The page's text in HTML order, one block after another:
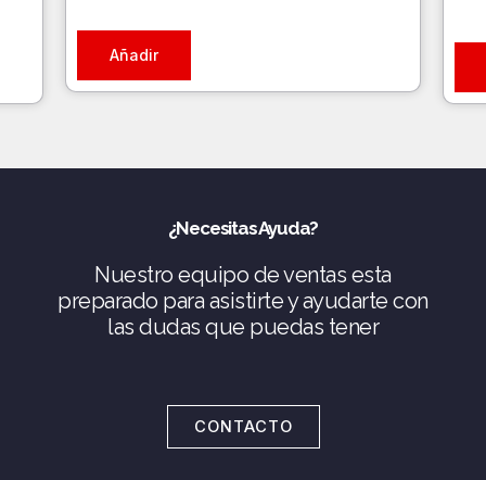
Añadir
¿Necesitas Ayuda?
Nuestro equipo de ventas esta
preparado para asistirte y ayudarte con
las dudas que puedas tener
CONTACTO